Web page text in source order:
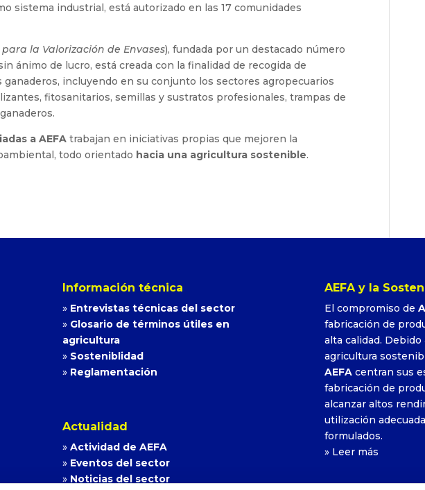
sistema industrial, está autorizado en las 17 comunidades
la Valorización de Envases), fundada por un destacado número
ánimo de lucro, está creada con la finalidad de recogida de
ganaderos, incluyendo en su conjunto los sectores agropecuarios
fitosanitarios, semillas y sustratos profesionales, trampas de
a AEFA trabajan en iniciativas propias que mejoren la
todo orientado hacia una agricultura sostenible.
Información técnica
» Entrevistas técnicas del sector
» Glosario de términos útiles en
agricultura
» Sosteniblidad
» Reglamentación
Actualidad
» Actividad de AEFA
» Eventos del sector
» Noticias del sector
AEFA y la
El compromiso de
fabricación de
alta calidad. Debido
agricultura
AEFAcentran sus
fabricación de
alcanzar altos
utilización
formulados.
» Leer más